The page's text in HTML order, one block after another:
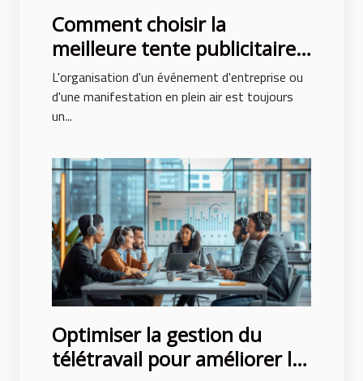
Comment choisir la
meilleure tente publicitaire
pour votre événement
L'organisation d'un événement d'entreprise ou
d'une manifestation en plein air est toujours
un...
Optimiser la gestion du
télétravail pour améliorer la